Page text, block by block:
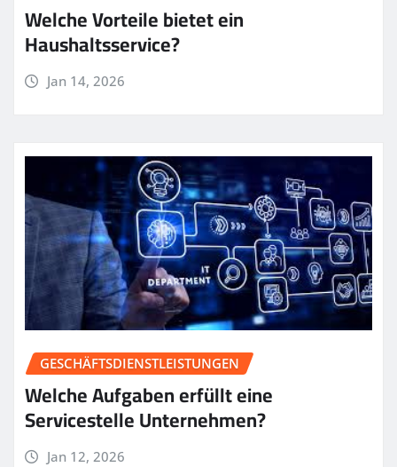
Welche Vorteile bietet ein
Haushaltsservice?
Jan 14, 2026
GESCHÄFTSDIENSTLEISTUNGEN
Welche Aufgaben erfüllt eine
Servicestelle Unternehmen?
Jan 12, 2026